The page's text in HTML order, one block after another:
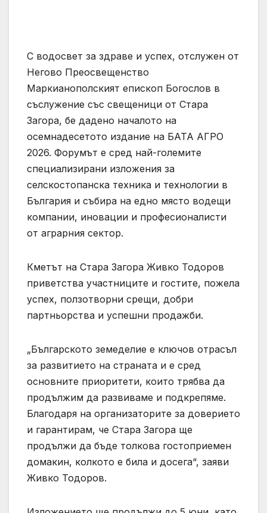
С водосвет за здраве и успех, отслужен от
Негово Преосвещенство
Маркианополският епископ Богослов в
съслужение със свещеници от Стара
Загора, бе дадено началото на
осемнадесетото издание на БАТА АГРО
2026. Форумът е сред най-големите
специализирани изложения за
селскостопанска техника и технологии в
България и събира на едно място водещи
компании, иновации и професионалисти
от аграрния сектор.
Кметът на Стара Загора Живко Тодоров
приветства участниците и гостите, пожела
успех, ползотворни срещи, добри
партньорства и успешни продажби.
„Българското земеделие е ключов отрасъл
за развитието на страната и е сред
основните приоритети, които трябва да
продължим да развиваме и подкрепяме.
Благодаря на организаторите за доверието
и гарантирам, че Стара Загора ще
продължи да бъде толкова гостоприемен
домакин, колкото е била и досега“, заяви
Живко Тодоров.